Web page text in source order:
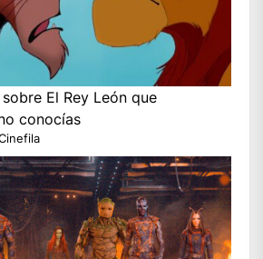
El Rey León que
conocías